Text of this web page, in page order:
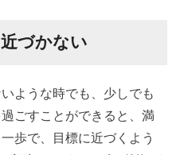
づかない
ような時でも、少しでも
ごすことができると、満
歩で、目標に近づくよう